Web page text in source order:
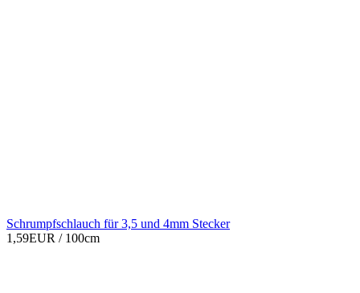
Schrumpfschlauch für 3,5 und 4mm Stecker
1,59EUR / 100cm